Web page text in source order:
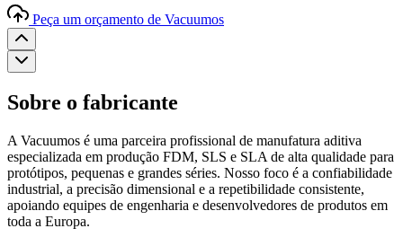
Peça um orçamento de Vacuumos
Sobre o fabricante
A Vacuumos é uma parceira profissional de manufatura aditiva
especializada em produção FDM, SLS e SLA de alta qualidade para
protótipos, pequenas e grandes séries. Nosso foco é a confiabilidade
industrial, a precisão dimensional e a repetibilidade consistente,
apoiando equipes de engenharia e desenvolvedores de produtos em
toda a Europa.